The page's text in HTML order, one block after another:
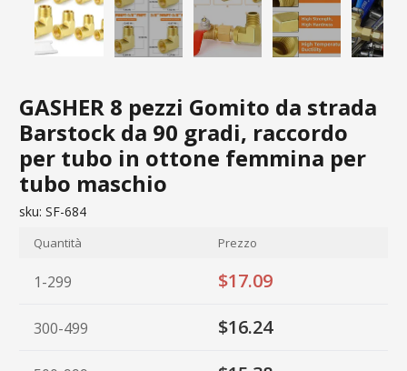
GASHER 8 pezzi Gomito da strada
Barstock da 90 gradi, raccordo
per tubo in ottone femmina per
tubo maschio
sku: SF-684
Quantità Prezzo
1-299 $17.09
300-499 $16.24